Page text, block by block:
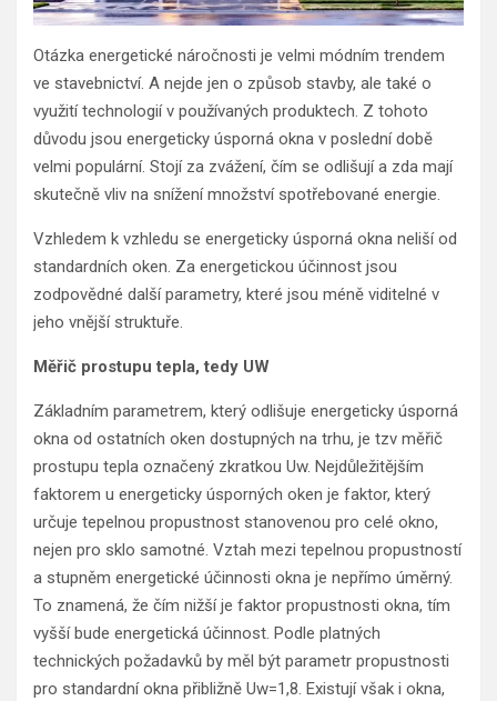
Otázka energetické náročnosti je velmi módním trendem
ve stavebnictví. A nejde jen o způsob stavby, ale také o
využití technologií v používaných produktech. Z tohoto
důvodu jsou energeticky úsporná okna v poslední době
velmi populární. Stojí za zvážení, čím se odlišují a zda mají
skutečně vliv na snížení množství spotřebované energie.
Vzhledem k vzhledu se energeticky úsporná okna neliší od
standardních oken. Za energetickou účinnost jsou
zodpovědné další parametry, které jsou méně viditelné v
jeho vnější struktuře.
Měřič prostupu tepla, tedy UW
Základním parametrem, který odlišuje energeticky úsporná
okna od ostatních oken dostupných na trhu, je tzv měřič
prostupu tepla označený zkratkou Uw. Nejdůležitějším
faktorem u energeticky úsporných oken je faktor, který
určuje tepelnou propustnost stanovenou pro celé okno,
nejen pro sklo samotné. Vztah mezi tepelnou propustností
a stupněm energetické účinnosti okna je nepřímo úměrný.
To znamená, že čím nižší je faktor propustnosti okna, tím
vyšší bude energetická účinnost. Podle platných
technických požadavků by měl být parametr propustnosti
pro standardní okna přibližně Uw=1,8. Existují však i okna,